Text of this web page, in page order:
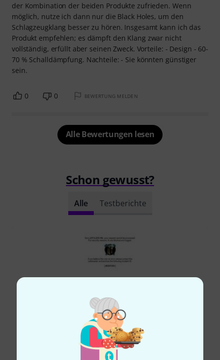
der Kombination der beiden Produkte zufrieden. Wenn
möglich, nutze ich dann nur die Black Holes, um den
Schlagzeugklang besser zu hören. Insgesamt kann ich das
Produkt empfehlen; es dämpft den Klang zwar nicht
vollständig, erfüllt aber seinen Zweck. Vorteile: - Design - 60-
70 % Schalldämpfung. Nachteile: - Sie könnten günstiger
sein.
0 0 BEWERTUNG MELDEN
Alle Bewertungen lesen
Schon gewusst?
Alle Testberichte